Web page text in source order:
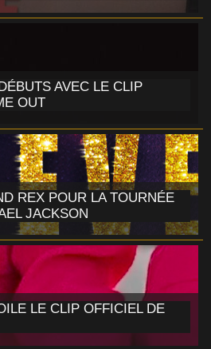
AVEC LE CLIP
OUT
REX POUR LA TOURNÉE
JACKSON
LE CLIP OFFICIEL DE